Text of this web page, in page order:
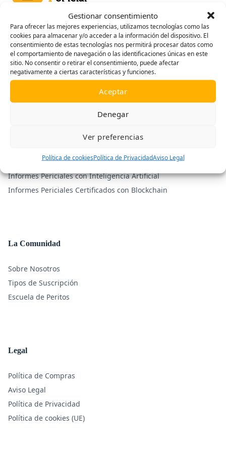
Gestionar consentimiento
Para ofrecer las mejores experiencias, utilizamos tecnologías como las
cookies para almacenar y/o acceder a la información del dispositivo. El
consentimiento de estas tecnologías nos permitirá procesar datos como
el comportamiento de navegación o las identificaciones únicas en este
sitio. No consentir o retirar el consentimiento, puede afectar
negativamente a ciertas características y funciones.
Aceptar
Denegar
Ver preferencias
Política de cookiesPolítica de PrivacidadAviso Legal
Impulsando la transformación digital del sector pericial. Con
el rigor de la Escuela Nacional de Peritos y la tecnología de
GO2CHAIN.
Informes Periciales con Inteligencia Artificial
Informes Periciales Certificados con Blockchain
La Comunidad
Sobre Nosotros
Tipos de Suscripción
Escuela de Peritos
Legal
Política de Compras
Aviso Legal
Política de Privacidad
Política de cookies (UE)